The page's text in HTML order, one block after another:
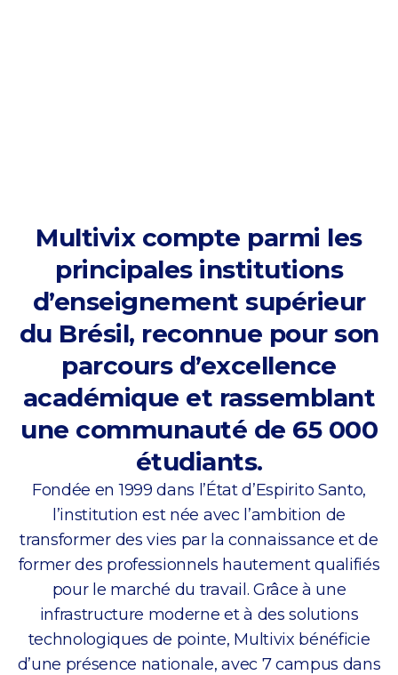
Multivix compte parmi les
principales institutions
d’enseignement supérieur
du Brésil, reconnue pour son
parcours d’excellence
académique et rassemblant
une communauté de 65 000
étudiants.
Fondée en 1999 dans l’État d’Espirito Santo,
l’institution est née avec l’ambition de
transformer des vies par la connaissance et de
former des professionnels hautement qualifiés
pour le marché du travail. Grâce à une
infrastructure moderne et à des solutions
technologiques de pointe, Multivix bénéficie
d’une présence nationale, avec 7 campus dans